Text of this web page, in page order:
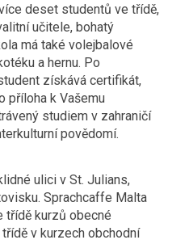
deset studentů ve třídě,
učitele, bohatý
má také volejbalové
a hernu. Po
získává certifikát,
příloha k Vašemu
studiem v zahraničí
povědomí.
ulici v St. Julians,
Sprachcaffe Malta
třídě kurzů obecné
v kurzech obchodní